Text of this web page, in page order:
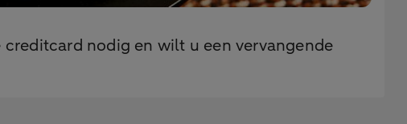
nodig en wilt u een vervangende